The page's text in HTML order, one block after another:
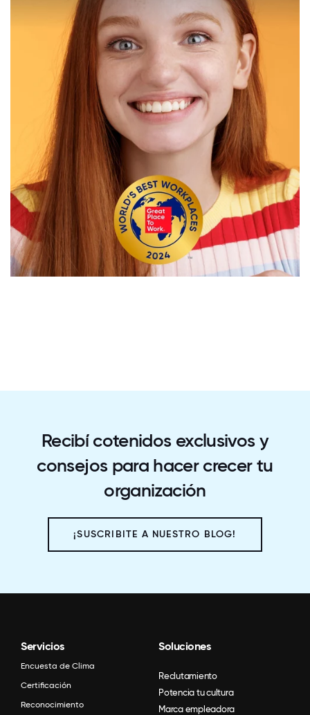
Recibí cotenidos exclusivos y
consejos para hacer crecer tu
organización
¡SUSCRIBITE A NUESTRO BLOG!
Servicios
Encuesta de Clima
Certificación
Reconocimiento
Soluciones
Reclutamiento
Potencia tu cultura
Marca empleadora